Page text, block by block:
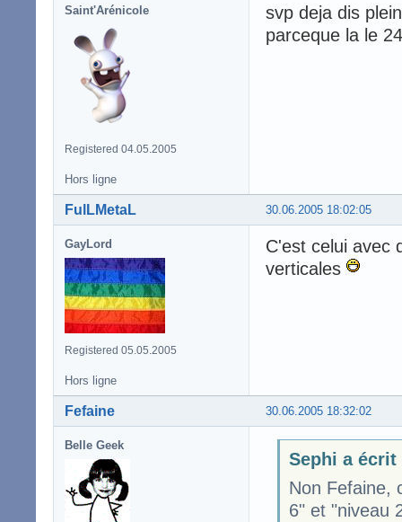
Saint'Arénicole
Registered 04.05.2005
svp deja dis
parceque la le
Hors ligne
30.06.2005 18:02:05
FulLMetaL
GayLord
Registered 05.05.2005
C'est celui avec
verticales
Hors ligne
30.06.2005 18:32:02
Fefaine
Belle Geek
Sephi a écrit
Non Fefaine,
6" et "niveau